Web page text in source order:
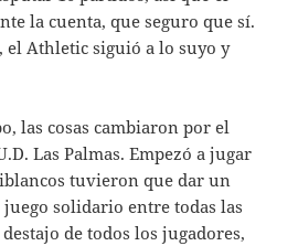
la cuenta, que seguro que sí.
el Athletic siguió a lo suyo y
las cosas cambiaron por el
Las Palmas. Empezó a jugar
tuvieron que dar un
solidario entre todas las
de todos los jugadores,